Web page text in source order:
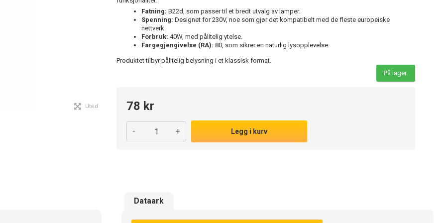
Utvid
Fatning: B22d, som passer til et bredt utvalg av lamper.
Spenning: Designet for 230V, noe som gjør det kompatibelt med de fleste europeiske
nettverk.
Forbruk: 40W, med pålitelig ytelse.
Fargegjengivelse (RA): 80, som sikrer en naturlig lysopplevelse.
Produktet tilbyr pålitelig belysning i et klassisk format.
På lager.
78 kr
- + Legg i kurv
Dataark